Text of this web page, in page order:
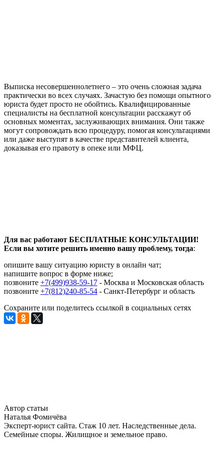
Выписка несовершеннолетнего – это очень сложная задача
практически во всех случаях. Зачастую без помощи опытного
юриста будет просто не обойтись. Квалифицированные
специалисты на бесплатной консультации расскажут об
основных моментах, заслуживающих внимания. Они также
могут сопровождать всю процедуру, помогая консультациями
или даже выступят в качестве представителей клиента,
доказывая его правоту в опеке или МФЦ.
Для вас работают БЕСПЛАТНЫЕ КОНСУЛЬТАЦИИ!
Если вы хотите решить именно вашу проблему, тогда:
опишите вашу ситуацию юристу в онлайн чат;
напишите вопрос в форме ниже;
позвоните +7(499)938-59-17 - Москва и Московская область
позвоните +7(812)240-85-54 - Санкт-Петербург и область
Сохраните или поделитесь ссылкой в социальных сетях
Автор статьи
Наталья Фомичёва
Эксперт-юрист сайта. Стаж 10 лет. Наследственные дела.
Семейные споры. Жилищное и земельное право.